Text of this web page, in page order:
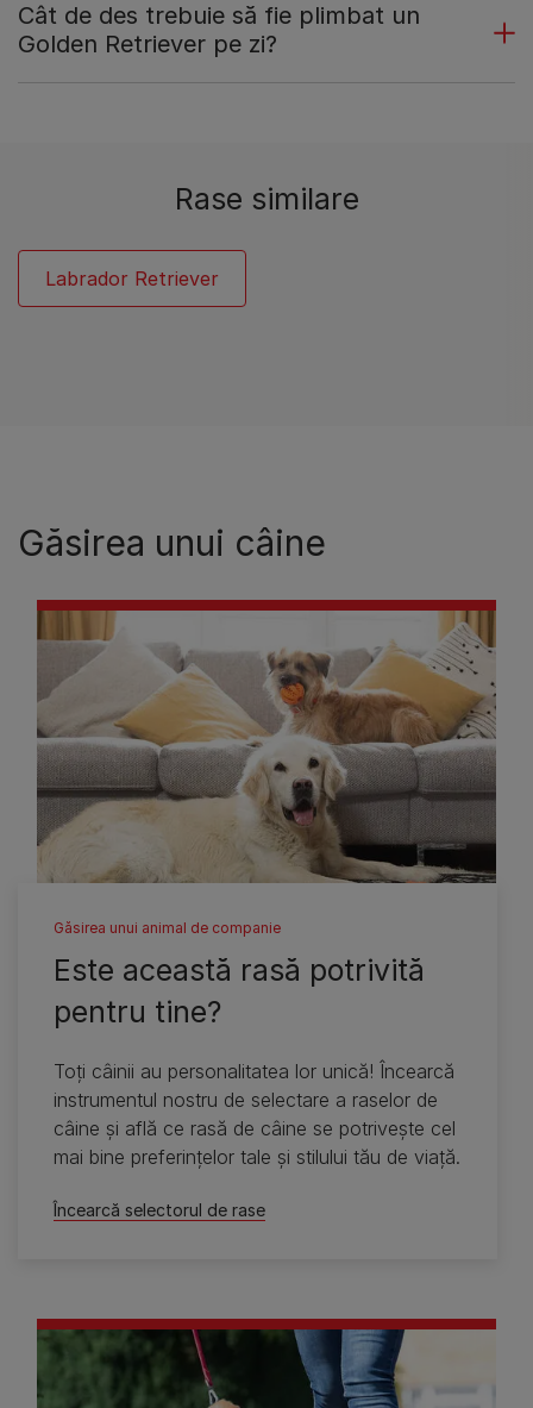
Cât de des trebuie să fie plimbat un
Golden Retriever pe zi?
Rase similare
Labrador Retriever
Găsirea unui câine
Găsirea unui animal de companie
Este această rasă potrivită
pentru tine?
Toţi câinii au personalitatea lor unică! Încearcă
instrumentul nostru de selectare a raselor de
câine şi află ce rasă de câine se potriveşte cel
mai bine preferinţelor tale şi stilului tău de viaţă.
Încearcă selectorul de rase